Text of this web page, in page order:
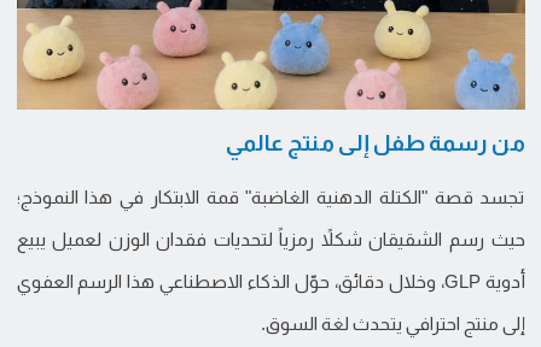
من رسمة طفل إلى منتج عالمي
تجسد قصة "الكتلة الدهنية الغاضبة" قمة الابتكار في هذا النموذج؛
حيث رسم الشقيقان شكلاً رمزياً لتحديات فقدان الوزن لعميل يبيع
أدوية GLP، وخلال دقائق، حوّل الذكاء الاصطناعي هذا الرسم العفوي
إلى منتج احترافي يتحدث لغة السوق.